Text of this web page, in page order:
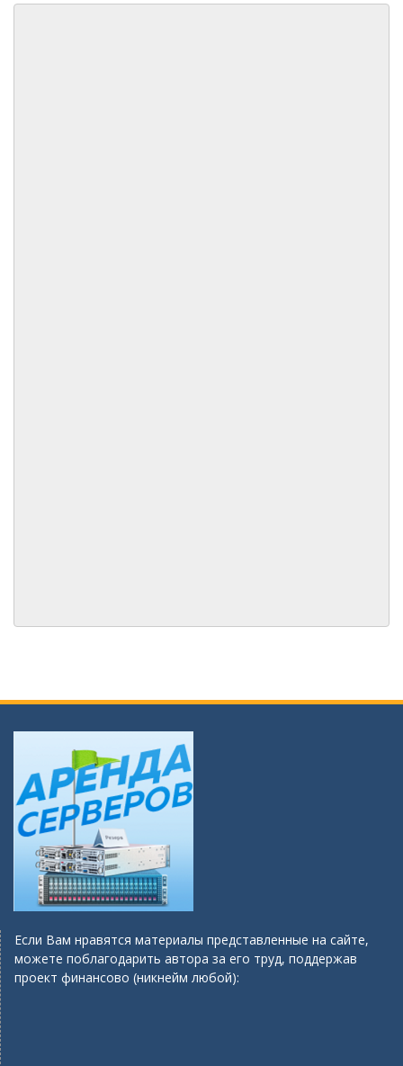
Если Вам нравятся материалы представленные на сайте,
можете поблагодарить автора за его труд, поддержав
проект финансово (никнейм любой):